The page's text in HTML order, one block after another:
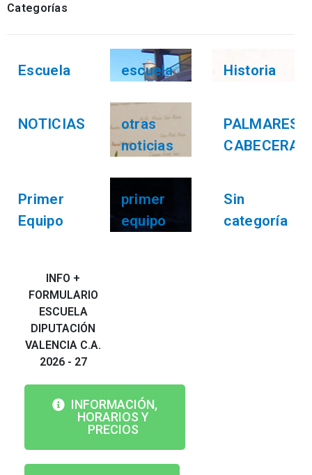
Categorías
Escuela escuela Historia
NOTICIAS
otras
noticias
PALMARES
CABECERA
Primer
Equipo
primer
equipo
Sin
categoría
INFO +
FORMULARIO
ESCUELA
DIPUTACIÓN
VALENCIA C.A.
2026 - 27
INFORMACIÓN,
HORARIOS Y
PRECIOS